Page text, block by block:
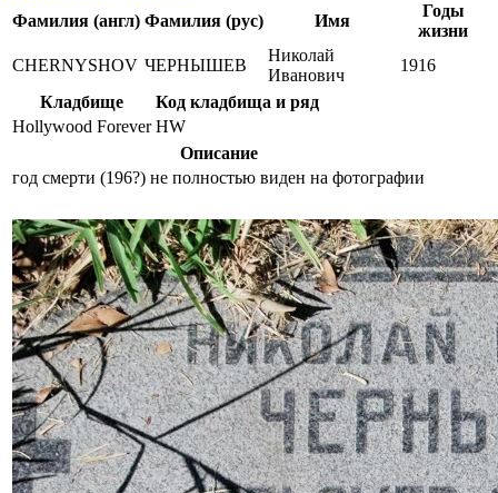
Фамилия (англ) Фамилия (рус) Имя
Годы
жизни
CHERNYSHOV ЧЕРНЫШЕВ
Николай
Иванович
1916
Кладбище
Код кладбища и ряд
Hollywood Forever HW
Описание
год смерти (196?) не полностью виден на фотографии